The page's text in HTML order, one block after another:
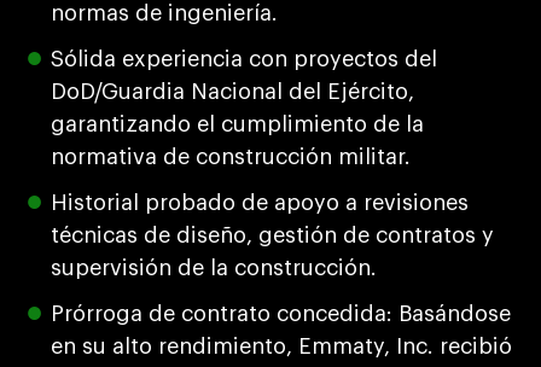
normas de ingeniería.
Sólida experiencia con proyectos del
DoD/Guardia Nacional del Ejército,
garantizando el cumplimiento de la
normativa de construcción militar.
Historial probado de apoyo a revisiones
técnicas de diseño, gestión de contratos y
supervisión de la construcción.
Prórroga de contrato concedida: Basándose
en su alto rendimiento, Emmaty, Inc. recibió